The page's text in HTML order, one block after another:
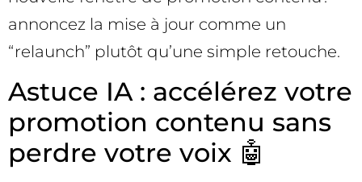
annoncez la mise à jour comme un
“relaunch” plutôt qu’une simple retouche.
Astuce IA : accélérez votre
promotion contenu sans
perdre votre voix 🤖